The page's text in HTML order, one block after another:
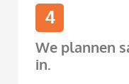
4
We plannen
in.